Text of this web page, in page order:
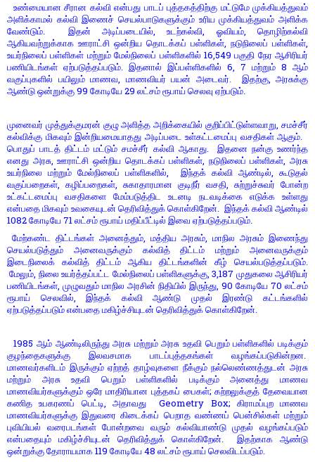
உண்மையான சீரான கல்வி என்பது பாடப் புத்தகத்திற்கு மட்டுமே முக்கியத்துவம்
அளிக்காமல் கல்வி இணைச் செயல்பாடுகளுக்கும் உரிய முக்கியத்துவம் அளிக்க
வேண்டும். இதன் அடிப்படையில்,உடற்கல்வி, ஓவியம்,தொழிற்கல்வி
ஆகியவற்றுக்காக ஊராட்சி ஒன்றிய தொடக்கப் பள்ளிகள், நடுநிலைப் பள்ளிகள்,
உயர்நிலைப் பள்ளிகள் மற்றும் மேல்நிலைப் பள்ளிகளில் 16,549 பகுதி நேர ஆசிரியர்
பணியிடங்கள் ஏற்படுத்தப்படும். இதனால் இப்பள்ளிகளில் 6, 7 மற்றும் 8 ஆம்
வகுப்புகளில் பயிலும் மாணவ, மாணவியர் பயன் அடைவர். இதற்கு, அரசுக்கு
ஆண்டு ஒன்றுக்கு 99 கோடியே 29 லட்சம் ரூபாய் செலவு ஏற்படும்.
முனைவர் முத்துக்குமரன் குழு அளித்த அறிக்கையில் குறிப்பிட்டுள்ளவாறு,சமச்சீர்
கல்விக்கு மிகவும் இன்றியமையாதது அடிப்படை உள்கட்டமைப்பு வசதிகள் ஆகும்.
பொதுப் பாடத் திட்டம் மட்டும் சமச்சீர் கல்வி ஆகாது. இதனை நன்கு உணர்ந்த
எனது அரசு,ஊராட்சி ஒன்றிய தொடக்கப் பள்ளிகள், நடுநிலைப் பள்ளிகள், அரசு
உயர்நிலை மற்றும் மேல்நிலைப் பள்ளிகளில், இந்தக் கல்வி ஆண்டில், கூடுதல்
வகுப்பறைகள், கழிப்பறைகள், சுகாதாரமான குடிநீர் வசதி, சுற்றுச்சுவர் போன்ற
உட்கட்டமைப்பு வசதிகளை மேம்படுத்திட உடனடி நடவடிக்கை எடுக்க உள்ளது
என்பதை மிகவும் உவகையுடன் தெரிவித்துக் கொள்கிறேன். இந்தக் கல்வி ஆண்டில்
1082 கோடியே 71 லட்சம் ரூபாய் மதிப்பீட்டில் இவை ஏற்படுத்தப்படும்.
மேற்கண்ட திட்டங்கள் அனைத்தும், மத்திய அரசும், மாநில அரசும் இணைந்து
செயல்படுத்தும் அனைவருக்கும் கல்வித் திட்டம் மற்றும் அனைவருக்கும்
இடைநிலைக் கல்வித் திட்டம் ஆகிய திட்டங்களின் கீழ் செயல்படுத்தப்படும்.
மேலும், நிலை உயர்த்தப்பட்ட மேல்நிலைப் பள்ளிகளுக்கு, 3,187 முதுகலை ஆசிரியர்
பணியிடங்கள், முழுவதும் மாநில அரசின் நிதியில் இருந்து, 90 கோடியே 70 லட்சம்
ரூபாய் செலவில்,இந்தக் கல்வி ஆண்டு முதல் இரண்டு கட்டங்களில்
ஏற்படுத்தப்படும் என்பதை மகிழ்ச்சியுடன் தெரிவித்துக் கொள்கிறேன்.
1985 ஆம் ஆண்டிலிருந்து அரசு மற்றும் அரசு உதவி பெறும் பள்ளிகளில் படிக்கும்
குழந்தைகளுக்கு இலவசமாக பாடப்புத்தகங்கள் வழங்கப்படுகின்றன.
மாணவர்களிடம் இருக்கும் ஏற்றத் தாழ்வுகளை நீக்கும் நல்லெண்ணத்துடன் அரசு
மற்றும் அரசு உதவி பெறும் பள்ளிகளில் படிக்கும் அனைத்து மாணவ
மாணவியர்களுக்கும் ஒரே மாதிரியான புத்தகப் பைகள்;கற்றலுக்குத் தேவையான
கணித உபகரணப் பெட்டி, அதாவதுGeometry Box;
கிராமப்புற மாணவ
மாணவியர்களுக்கு இதுவரை கிடைக்கப் பெறாத வண்ணப் பென்சில்கள் மற்றும்
புவியியல் வரைபடங்கள் போன்றவை வரும் கல்வியாண்டு முதல் வழங்கப்படும்
என்பதையும் மகிழ்ச்சியுடன் தெரிவித்துக் கொள்கிறேன். இதற்காக ஆண்டு
ஒன்றுக்கு தோராயமாக 119 கோடியே 48 லட்சம் ரூபாய் செலவிடப்படும்.